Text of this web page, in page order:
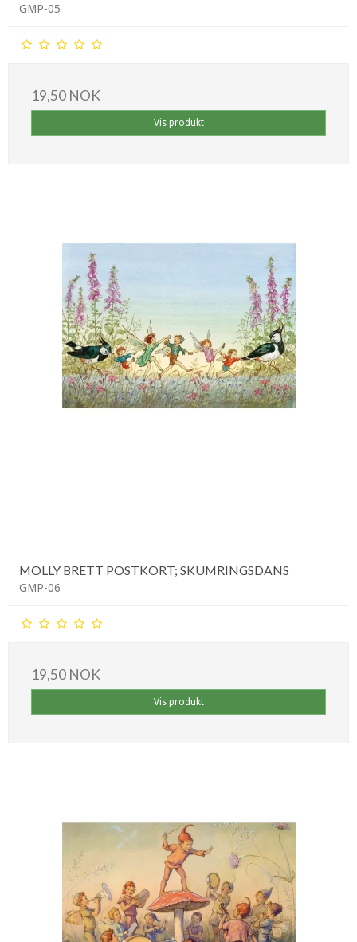
GMP-05
19,50 NOK
Vis produkt
MOLLY BRETT POSTKORT; SKUMRINGSDANS
GMP-06
19,50 NOK
Vis produkt